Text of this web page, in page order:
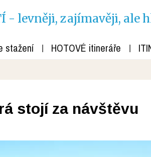
- levněji, zajímavěji, ale
stažení HOTOVÉ itineráře
stojí za návštěvu